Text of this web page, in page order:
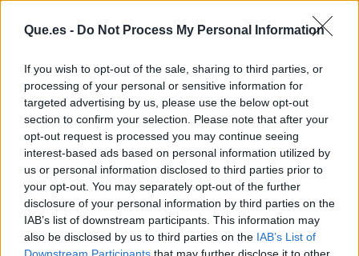
Que.es - Do Not Process My Personal Information
If you wish to opt-out of the sale, sharing to third parties, or
processing of your personal or sensitive information for
targeted advertising by us, please use the below opt-out
section to confirm your selection. Please note that after your
opt-out request is processed you may continue seeing
interest-based ads based on personal information utilized by
us or personal information disclosed to third parties prior to
your opt-out. You may separately opt-out of the further
disclosure of your personal information by third parties on the
IAB’s list of downstream participants. This information may
also be disclosed by us to third parties on the IAB’s List of
Downstream Participants that may further disclose it to other